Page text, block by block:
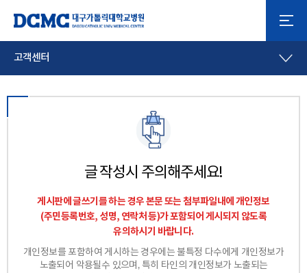
고객센터
글 작성시 주의해주세요!
게시판에 글쓰기를 하는 경우 본문 또는 첨부파일내에 개인정보
(주민등록번호, 성명, 연락처 등)가 포함되어 게시되지 않도록
유의하시기 바랍니다.
개인정보를 포함하여 게시하는 경우에는 불특정 다수에게 개인정보가
노출되어 악용될수 있으며, 특히 타인의 개인정보가 노출되는